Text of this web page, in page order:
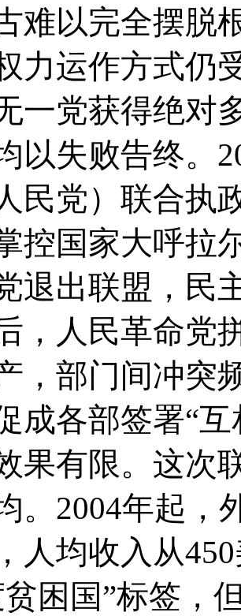
难以完全摆脱
力运作方式仍
一党获得绝对
以失败告终。
民党）联合
控国家大呼拉
退出联盟，民
，人民革命党
，部门间冲突
成各部签署“
果有限。这次
。2004年起，
人均收入从
贫困国”标签，